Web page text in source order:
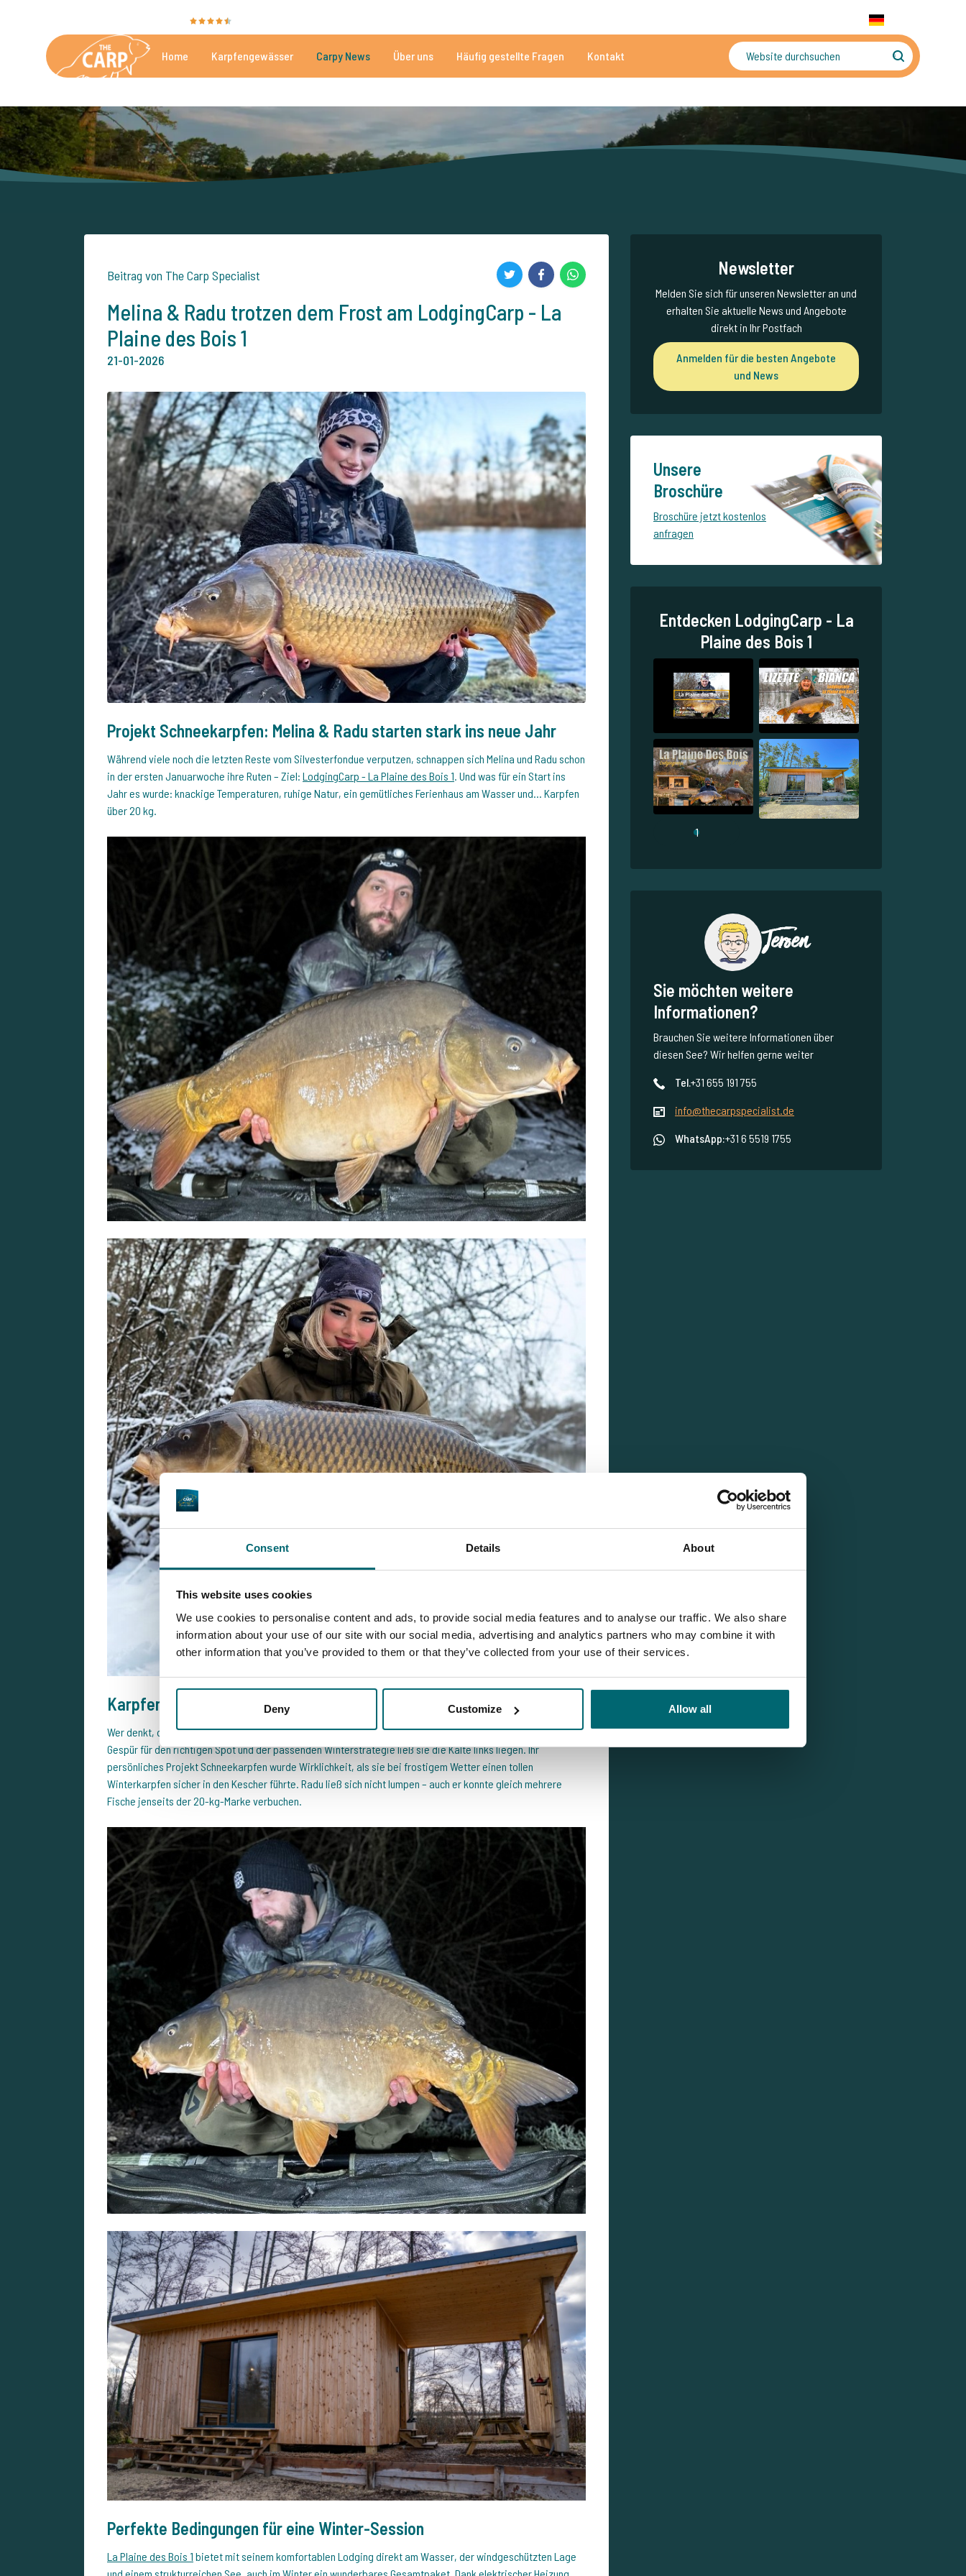
Consent Details About
This website uses cookies
We use cookies to personalise content and ads, to provide social media features and to analyse our traffic. We also share
information about your use of our site with our social media, advertising and analytics partners who may combine it with
other information that you’ve provided to them or that they’ve collected from your use of their services.
Deny Customize Allow all
Home Karpfengewässer Carpy News Über uns Häufig gestellte Fragen Kontakt
Beitrag von The Carp Specialist
Melina & Radu trotzen dem Frost am LodgingCarp - La
Plaine des Bois 1
21-01-2026
Projekt Schneekarpfen: Melina & Radu starten stark ins neue Jahr
Während viele noch die letzten Reste vom Silvesterfondue verputzen, schnappen sich Melina und Radu schon
in der ersten Januarwoche ihre Ruten – Ziel: LodgingCarp - La Plaine des Bois 1. Und was für ein Start ins
Jahr es wurde: knackige Temperaturen, ruhige Natur, ein gemütliches Ferienhaus am Wasser und… Karpfen
über 20 kg.
Karpfenangeln im Januar? Aber sicher!
Wer denkt, dass Karpfen nur in der warmen Jahreszeit zu fangen sind, kennt Melina noch nicht. Mit feinem
Gespür für den richtigen Spot und der passenden Winterstrategie ließ sie die Kälte links liegen. Ihr
persönliches Projekt Schneekarpfen wurde Wirklichkeit, als sie bei frostigem Wetter einen tollen
Winterkarpfen sicher in den Kescher führte. Radu ließ sich nicht lumpen – auch er konnte gleich mehrere
Fische jenseits der 20-kg-Marke verbuchen.
Perfekte Bedingungen für eine Winter-Session
La Plaine des Bois 1 bietet mit seinem komfortablen Lodging direkt am Wasser, der windgeschützten Lage
und einem strukturreichen See, auch im Winter ein wunderbares Gesamtpaket. Dank elektrischer Heizung,
Newsletter
Melden Sie sich für unseren Newsletter an und
erhalten Sie aktuelle News und Angebote
direkt in Ihr Postfach
Anmelden für die besten Angebote
und News
Unsere
Broschüre
Broschüre jetzt kostenlos
anfragen
Entdecken LodgingCarp - La
Plaine des Bois 1
1
Jeroen
Sie möchten weitere
Informationen?
Brauchen Sie weitere Informationen über
diesen See? Wir helfen gerne weiter
Tel.+31 655 191 755
info@thecarpspecialist.de
WhatsApp:+31 6 5519 1755